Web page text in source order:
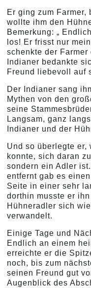
Er ging zum Farmer,
wollte ihm den
Bemerkung: „
los! Er frisst nur
schenkte der
Indianer bedankte
Freund liebevoll auf
Der Indianer sang
Mythen von den
seine
Langsam, ganz
Indianer und der
Und so überlegte er,
konnte, sich daran
sondern ein Adler
entfernt gab es
Seite in einer sehr
dorthin musste er
Hühneradler sich
verwandelt.
Einige Tage und
Endlich an einem
erreichte er die
noch, bis zum
seinen Freund gut
Augenblick des